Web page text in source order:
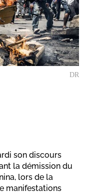
DR
son discours
la démission du
lors de la
manifestations